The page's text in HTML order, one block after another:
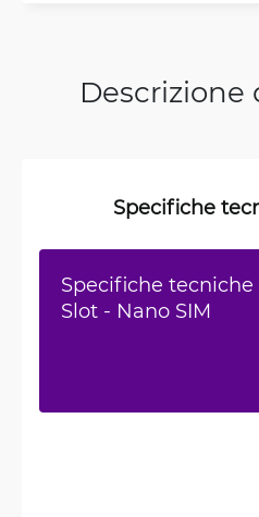
Specifiche
Specifiche tecniche
Slot - Nano SIM